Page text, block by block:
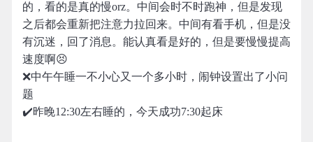
的，看的是真的慢orz。中间会时不时跑神，但是发现
之后都会重新把注意力拉回来。中间有看手机，但是没
有沉迷，回了消息。能认真看是好的，但是要慢慢提高
速度啊😣
❌中午午睡一不小心又一个多小时，闹钟设置出了小问
题
✔️昨晚12:30左右睡的，今天成功7:30起床